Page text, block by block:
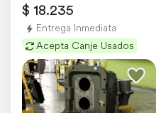
$ 18.235
Entrega Inmediata
Acepta Canje Usados